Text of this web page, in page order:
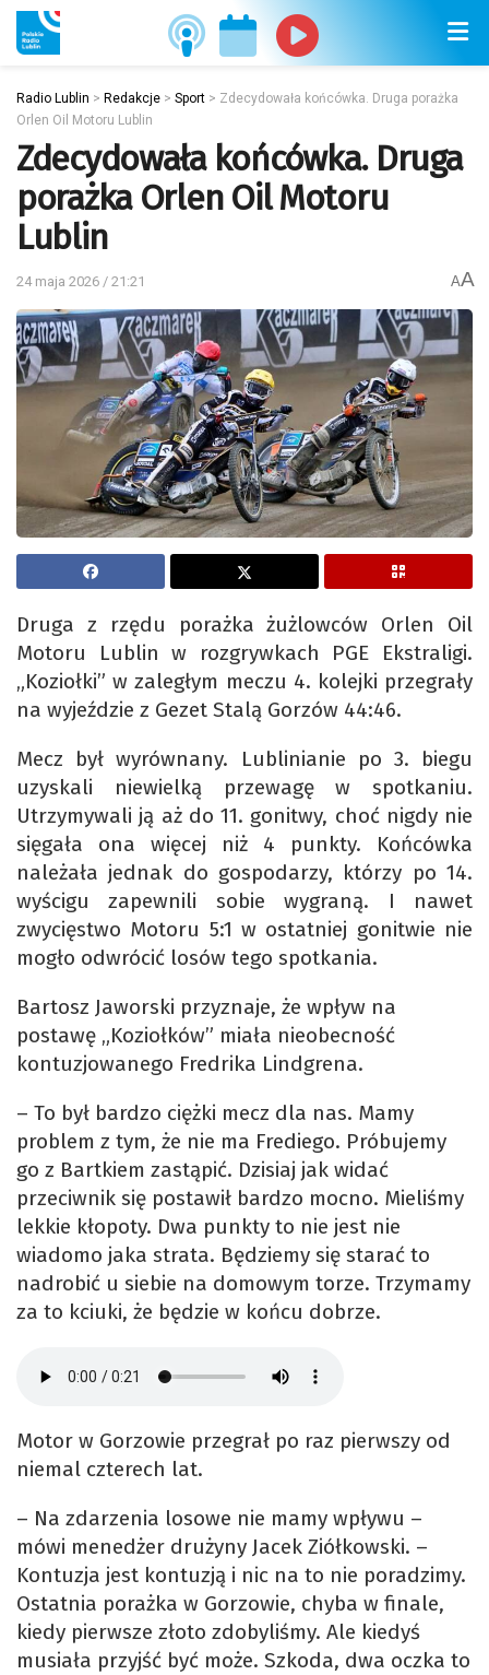
Radio Lublin > Redakcje > Sport > Zdecydowała końcówka. Druga porażka
Orlen Oil Motoru Lublin
Zdecydowała końcówka. Druga
porażka Orlen Oil Motoru
Lublin
24 maja 2026 / 21:21 AA
Druga z rzędu porażka żużlowców Orlen Oil
Motoru Lublin w rozgrywkach PGE Ekstraligi.
„Koziołki” w zaległym meczu 4. kolejki przegrały
na wyjeździe z Gezet Stalą Gorzów 44:46.
Mecz był wyrównany. Lublinianie po 3. biegu
uzyskali niewielką przewagę w spotkaniu.
Utrzymywali ją aż do 11. gonitwy, choć nigdy nie
sięgała ona więcej niż 4 punkty. Końcówka
należała jednak do gospodarzy, którzy po 14.
wyścigu zapewnili sobie wygraną. I nawet
zwycięstwo Motoru 5:1 w ostatniej gonitwie nie
mogło odwrócić losów tego spotkania.
Bartosz Jaworski przyznaje, że wpływ na
postawę „Koziołków” miała nieobecność
kontuzjowanego Fredrika Lindgrena.
– To był bardzo ciężki mecz dla nas. Mamy
problem z tym, że nie ma Frediego. Próbujemy
go z Bartkiem zastąpić. Dzisiaj jak widać
przeciwnik się postawił bardzo mocno. Mieliśmy
lekkie kłopoty. Dwa punkty to nie jest nie
wiadomo jaka strata. Będziemy się starać to
nadrobić u siebie na domowym torze. Trzymamy
za to kciuki, że będzie w końcu dobrze.
Motor w Gorzowie przegrał po raz pierwszy od
niemal czterech lat.
– Na zdarzenia losowe nie mamy wpływu –
mówi menedżer drużyny Jacek Ziółkowski. –
Kontuzja jest kontuzją i nic na to nie poradzimy.
Ostatnia porażka w Gorzowie, chyba w finale,
kiedy pierwsze złoto zdobyliśmy. Ale kiedyś
musiała przyjść być może. Szkoda, dwa oczka to